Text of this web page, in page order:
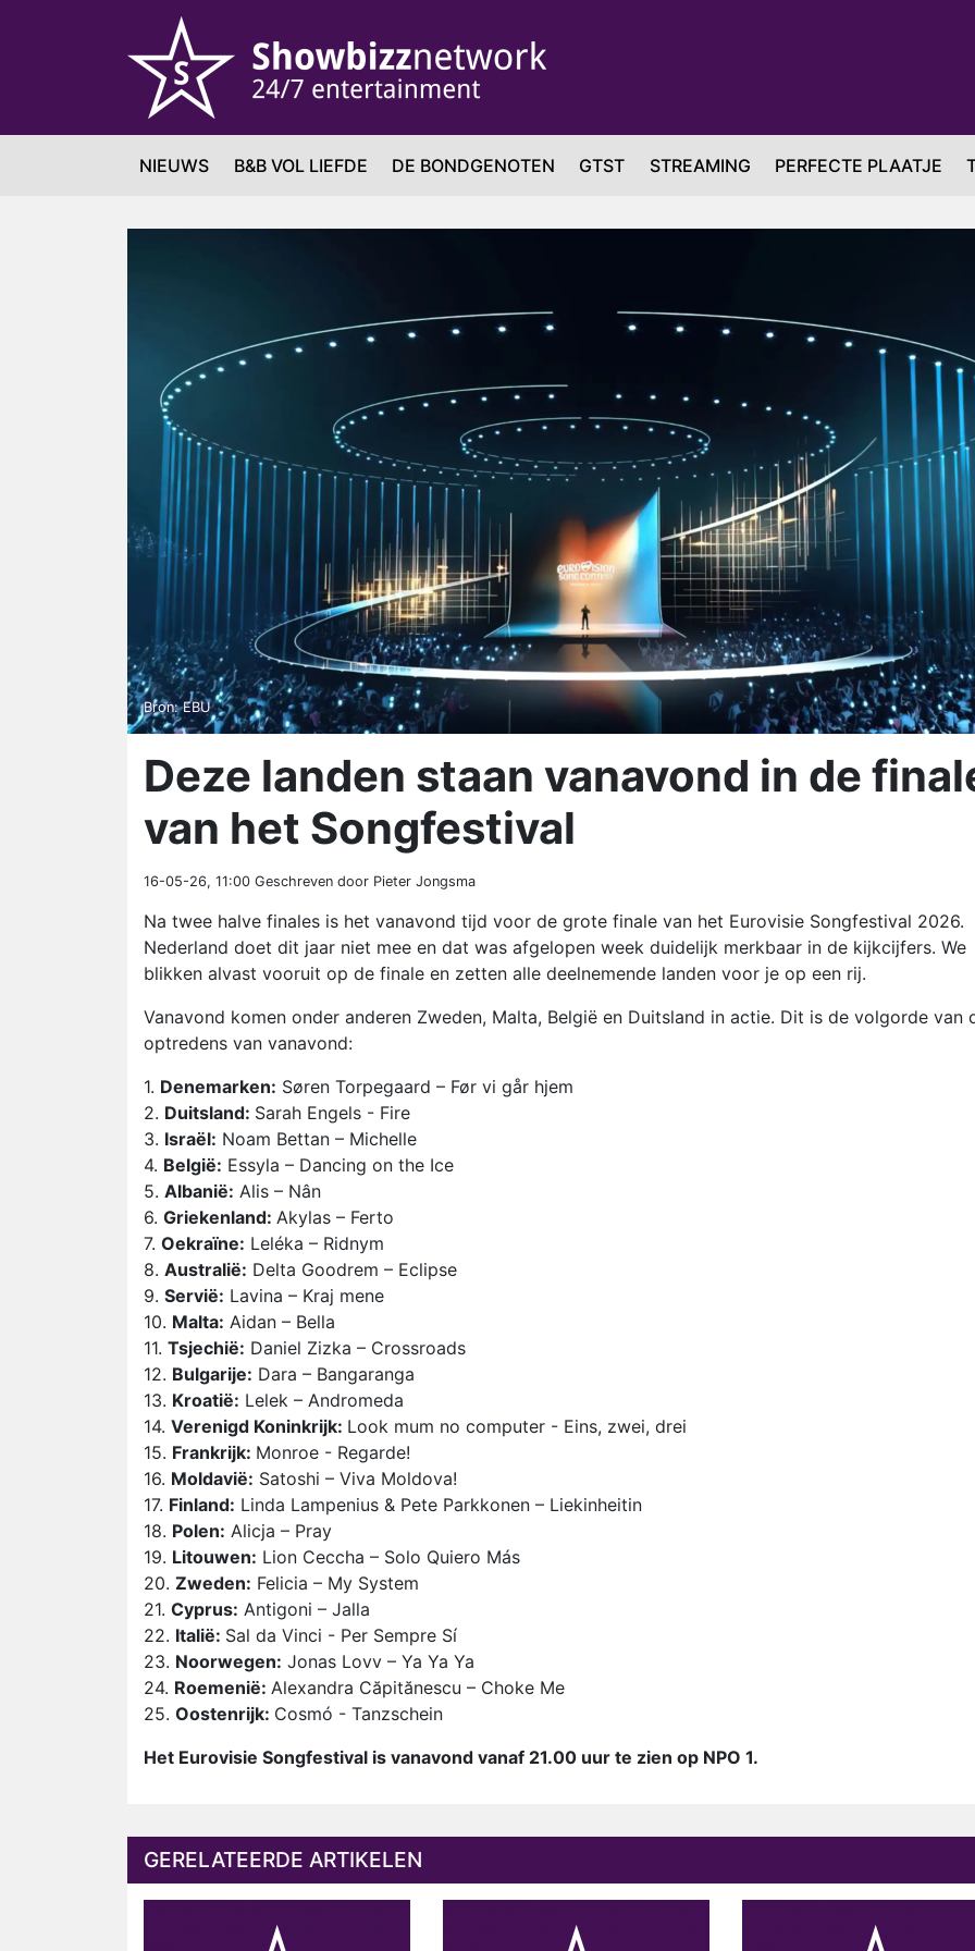
NIEUWS B&B VOL LIEFDE DE BONDGENOTEN GTST STREAMING PERFECTE PLAATJE
Bron: EBU
Deze landen staan vanavond in de
van het Songfestival
16-05-26, 11:00 Geschreven door Pieter Jongsma
Na twee halve finales is het vanavond tijd voor de grote finale van het Eurovisie Songfestival 2026.
Nederland doet dit jaar niet mee en dat was afgelopen week duidelijk merkbaar in de kijkcijfers. We
blikken alvast vooruit op de finale en zetten alle deelnemende landen voor je op een rij.
Vanavond komen onder anderen Zweden, Malta, België en Duitsland in actie. Dit is de volgorde van
optredens van vanavond:
1. Denemarken: Søren Torpegaard – Før vi går hjem
2. Duitsland: Sarah Engels - Fire
3. Israël: Noam Bettan – Michelle
4. België: Essyla – Dancing on the Ice
5. Albanië: Alis – Nân
6. Griekenland: Akylas – Ferto
7. Oekraïne: Leléka – Ridnym
8. Australië: Delta Goodrem – Eclipse
9. Servië: Lavina – Kraj mene
10. Malta: Aidan – Bella
11. Tsjechië: Daniel Zizka – Crossroads
12. Bulgarije: Dara – Bangaranga
13. Kroatië: Lelek – Andromeda
14. Verenigd Koninkrijk: Look mum no computer - Eins, zwei, drei
15. Frankrijk: Monroe - Regarde!
16. Moldavië: Satoshi – Viva Moldova!
17. Finland: Linda Lampenius & Pete Parkkonen – Liekinheitin
18. Polen: Alicja – Pray
19. Litouwen: Lion Ceccha – Solo Quiero Más
20. Zweden: Felicia – My System
21. Cyprus: Antigoni – Jalla
22. Italië: Sal da Vinci - Per Sempre Sí
23. Noorwegen: Jonas Lovv – Ya Ya Ya
24. Roemenië: Alexandra Căpitănescu – Choke Me
25. Oostenrijk: Cosmó - Tanzschein
Het Eurovisie Songfestival is vanavond vanaf 21.00 uur te zien op NPO 1.
GERELATEERDE ARTIKELEN